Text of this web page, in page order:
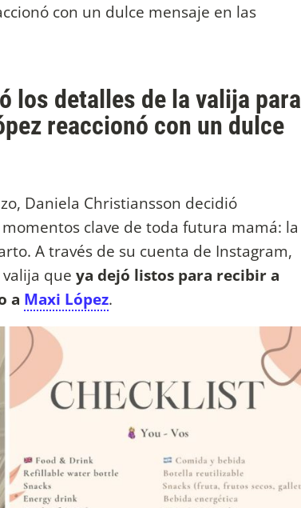
con un dulce mensaje en las
los detalles de la valija para
reaccionó con un dulce
Daniela Christiansson decidió
clave de toda futura mamá: la
A través de su cuenta de Instagram,
que ya dejó listos para recibir a
a Maxi López.